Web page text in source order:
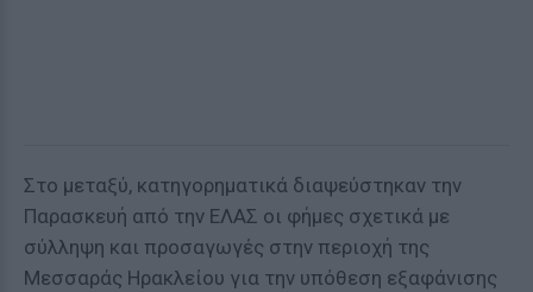
Στο μεταξύ, κατηγορηματικά διαψεύστηκαν την
Παρασκευή από την ΕΛΑΣ οι φήμες σχετικά με
σύλληψη και προσαγωγές στην περιοχή της
Μεσσαράς Ηρακλείου για την υπόθεση εξαφάνισης